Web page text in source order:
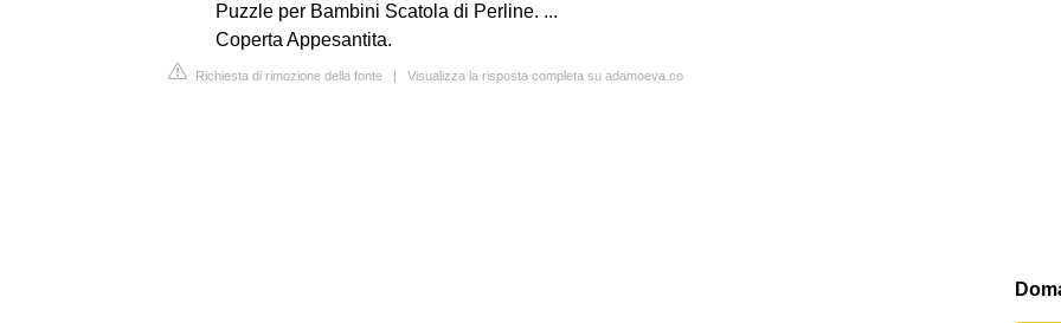
Puzzle per Bambini Scatola di Perline. ...
Coperta Appesantita.
Richiesta di rimozione della fonte | Visualizza la risposta completa su adamoeva.co